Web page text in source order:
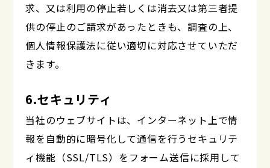
求、又は利用の停止若しくは消去又は第三者提
供の停止のご請求があったときも、調査の上、
個人情報保護法に従い適切に対応させていただ
きます。
6.セキュリティ
当社のウェブサイトは、インターネット上で情
報を自動的に暗号化して通信を行うセキュリテ
ィ機能（SSL/TLS）をフォーム送信に採用して